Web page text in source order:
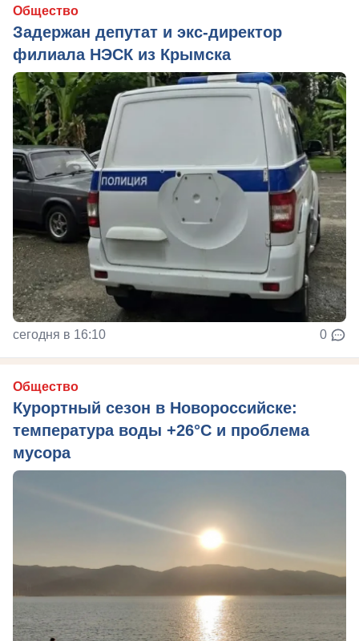
Общество
Задержан депутат и экс-директор
филиала НЭСК из Крымска
сегодня в 16:10 0
Общество
Курортный сезон в Новороссийске:
температура воды +26°C и проблема
мусора